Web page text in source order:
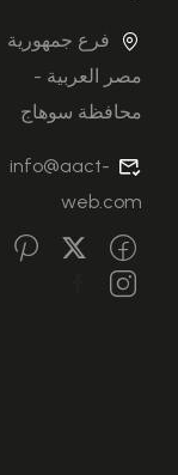
فرع جمهورية
مصر العربية -
محافظة سوهاج
info@aact-
web.com